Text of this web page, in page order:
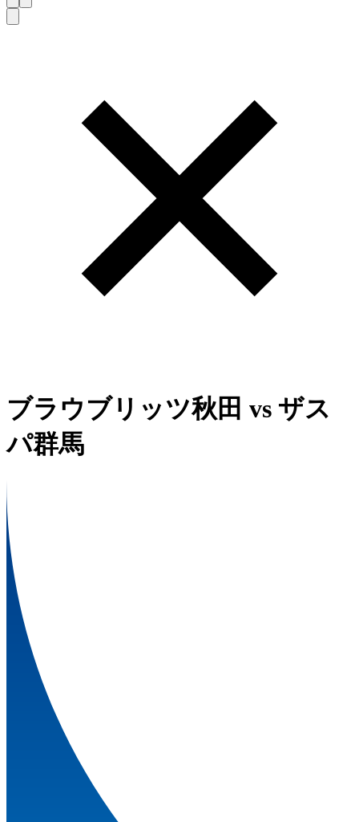
ブラウブリッツ秋田 vs ザス
パ群馬